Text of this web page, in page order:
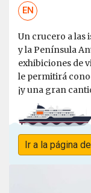
EN
Un crucero a las
y la Península
exhibiciones de
le permitirá
¡y una gran
Ir a la página